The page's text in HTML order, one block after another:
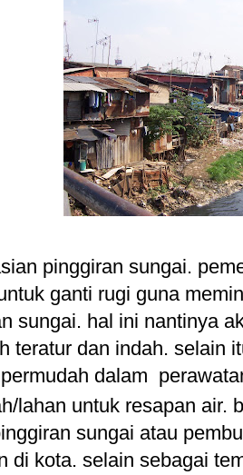
pinggiran sungai.
ganti rugi guna
sungai. hal ini nantinya
teratur dan indah. selain
dalam
lahan untuk resapan air.
sungai atau
di kota. selain sebagai